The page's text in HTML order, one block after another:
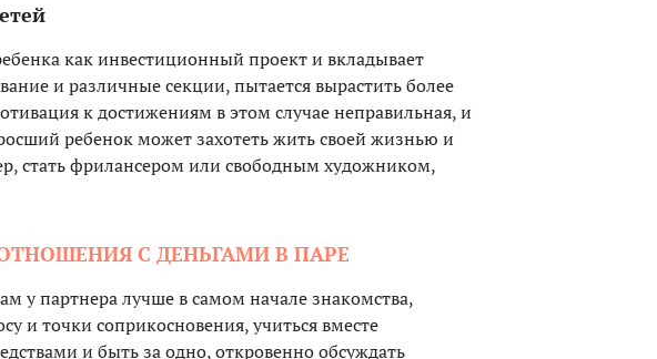
как инвестиционный проект и вкладывает
и различные секции, пытается вырастить более
к достижениям в этом случае неправильная, и
ребенок может захотеть жить своей жизнью и
стать фрилансером или свободным художником,
С ДЕНЬГАМИ В ПАРЕ
у партнера лучше в самом начале знакомства,
и точки соприкосновения, учиться вместе
и быть за одно, откровенно обсуждать